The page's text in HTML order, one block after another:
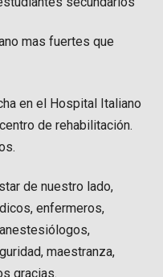
mas fuertes que
en el Hospital Italiano
de rehabilitación.
de nuestro lado,
enfermeros,
maestranza,
gracias.